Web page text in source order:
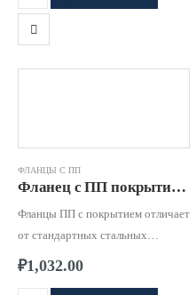
ФЛАНЦЫ С ПП
Фланец с ПП покрытием д. 0090 PN16
Фланцы ПП с покрытием отличает
от стандартных стальных
фланцев, высокая стойкость к
коррозии и к воздействию
₽1,032.00